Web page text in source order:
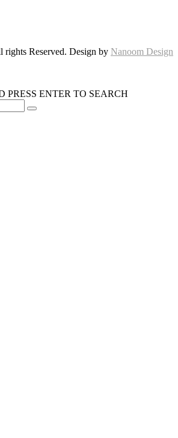
Reserved. Design by Nanoom Design
PRESS ENTER TO SEARCH